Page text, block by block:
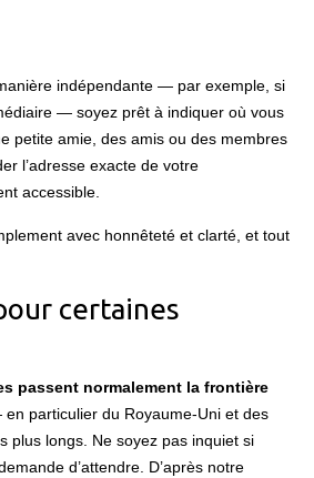
indépendante — par exemple, si
— soyez prêt à indiquer où vous
petite amie, des amis ou des membres
l’adresse exacte de votre
accessible.
avec honnêteté et clarté, et tout
certaines
passent normalement la frontière
particulier du Royaume-Uni et des
plus longs. Ne soyez pas inquiet si
d’attendre. D’après notre